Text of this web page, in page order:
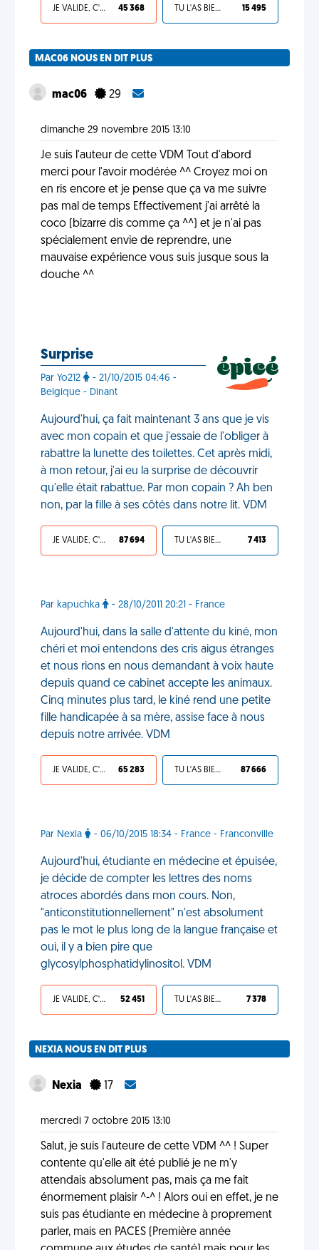
JE VALIDE, C'EST UNE VDM 45 368 TU L'AS BIEN MÉRITÉ 15 495
MAC06 NOUS EN DIT PLUS
mac06 29
dimanche 29 novembre 2015 13:10
Je suis l'auteur de cette VDM Tout d'abord
merci pour l'avoir modérée ^^ Croyez moi on
en ris encore et je pense que ça va me suivre
pas mal de temps Effectivement j'ai arrêté la
coco (bizarre dis comme ça ^^) et je n'ai pas
spécialement envie de reprendre, une
mauvaise expérience vous suis jusque sous la
douche ^^
Surprise
Par Yo212
- 21/10/2015 04:46 -
Belgique - Dinant
Aujourd'hui, ça fait maintenant 3 ans que je vis
avec mon copain et que j'essaie de l'obliger à
rabattre la lunette des toilettes. Cet après midi,
à mon retour, j'ai eu la surprise de découvrir
qu'elle était rabattue. Par mon copain ? Ah ben
non, par la fille à ses côtés dans notre lit. VDM
JE VALIDE, C'EST UNE VDM 87 694 TU L'AS BIEN MÉRITÉ 7 413
Par kapuchka - 28/10/2011 20:21 - France
Aujourd'hui, dans la salle d'attente du kiné, mon
chéri et moi entendons des cris aigus étranges
et nous rions en nous demandant à voix haute
depuis quand ce cabinet accepte les animaux.
Cinq minutes plus tard, le kiné rend une petite
fille handicapée à sa mère, assise face à nous
depuis notre arrivée. VDM
JE VALIDE, C'EST UNE VDM 65 283 TU L'AS BIEN MÉRITÉ 87 666
Par Nexia - 06/10/2015 18:34 - France - Franconville
Aujourd'hui, étudiante en médecine et épuisée,
je décide de compter les lettres des noms
atroces abordés dans mon cours. Non,
"anticonstitutionnellement" n'est absolument
pas le mot le plus long de la langue française et
oui, il y a bien pire que
glycosylphosphatidylinositol. VDM
JE VALIDE, C'EST UNE VDM 52 451 TU L'AS BIEN MÉRITÉ 7 378
NEXIA NOUS EN DIT PLUS
Nexia 17
mercredi 7 octobre 2015 13:10
Salut, je suis l'auteure de cette VDM ^^ ! Super
contente qu'elle ait été publié je ne m'y
attendais absolument pas, mais ça me fait
énormement plaisir ^-^ ! Alors oui en effet, je ne
suis pas étudiante en médecine à proprement
parler, mais en PACES (Première année